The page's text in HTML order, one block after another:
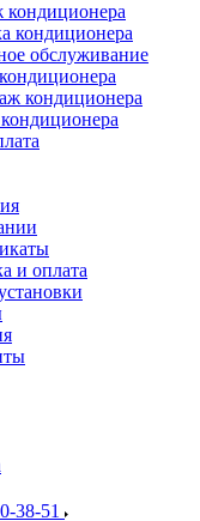
кондиционера
обслуживание
кондиционера
и оплата
38-51